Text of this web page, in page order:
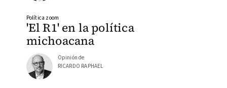
'El R1' en la política
michoacana
Política zoom
Opinión de
RICARDO RAPHAEL